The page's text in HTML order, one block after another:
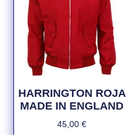
HARRINGTON ROJA
MADE IN ENGLAND
45,00€